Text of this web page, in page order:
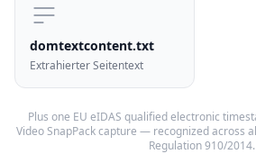
domtextcontent.txt
Extrahierter Seitentext
Plus one EU eIDAS qualified electronic
Video SnapPack capture — recognized across
Regulation 910/2014.